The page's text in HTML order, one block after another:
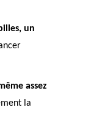
un
assez
la